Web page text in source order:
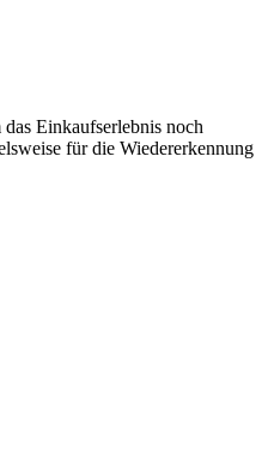
Einkaufserlebnis noch
für die Wiedererkennung